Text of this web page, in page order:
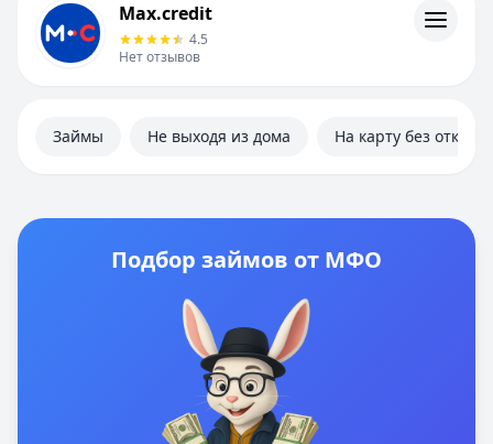
ИнформацияMax.credit
4.5
Нет отзывов
Займы Не выходя из дома На карту без отказа
Подбор займов от МФО